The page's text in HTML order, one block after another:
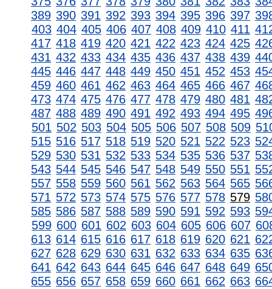
389 390 391 392 393 394 395 396 397
403 404 405 406 407 408 409 410 411
417 418 419 420 421 422 423 424 425
431 432 433 434 435 436 437 438 439
445 446 447 448 449 450 451 452 453
459 460 461 462 463 464 465 466 467
473 474 475 476 477 478 479 480 481
487 488 489 490 491 492 493 494 495
501 502 503 504 505 506 507 508 509
515 516 517 518 519 520 521 522 523
529 530 531 532 533 534 535 536 537
543 544 545 546 547 548 549 550 551
557 558 559 560 561 562 563 564 565
571 572 573 574 575 576 577 578 579
585 586 587 588 589 590 591 592 593
599 600 601 602 603 604 605 606 607
613 614 615 616 617 618 619 620 621
627 628 629 630 631 632 633 634 635
641 642 643 644 645 646 647 648 649
655 656 657 658 659 660 661 662 663